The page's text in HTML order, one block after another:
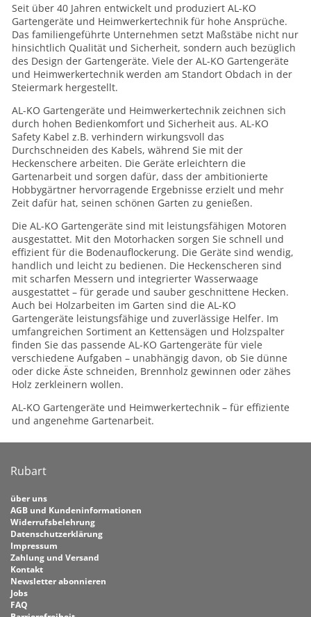
Seit über 40 Jahren entwickelt und produziert AL-KO
Gartengeräte und Heimwerkertechnik für hohe Ansprüche.
Das familiengeführte Unternehmen setzt Maßstäbe nicht nur
hinsichtlich Qualität und Sicherheit, sondern auch bezüglich
des Design der Gartengeräte. Viele der AL-KO Gartengeräte
und Heimwerkertechnik werden am Standort Obdach in der
Steiermark hergestellt.
AL-KO Gartengeräte und Heimwerkertechnik zeichnen sich
durch hohen Bedienkomfort und Sicherheit aus. AL-KO
Safety Kabel z.B. verhindern wirkungsvoll das
Durchschneiden des Kabels, während Sie mit der
Heckenschere arbeiten. Die Geräte erleichtern die
Gartenarbeit und sorgen dafür, dass der ambitionierte
Hobbygärtner hervorragende Ergebnisse erzielt und mehr
Zeit dafür hat, seinen schönen Garten zu genießen.
Die AL-KO Gartengeräte sind mit leistungsfähigen Motoren
ausgestattet. Mit den Motorhacken sorgen Sie schnell und
effizient für die Bodenauflockerung. Die Geräte sind wendig,
handlich und leicht zu bedienen. Die Heckenscheren sind
mit scharfen Messern und integrierter Wasserwaage
ausgestattet – für gerade und sauber geschnittene Hecken.
Auch bei Holzarbeiten im Garten sind die AL-KO
Gartengeräte leistungsfähige und zuverlässige Helfer. Im
umfangreichen Sortiment an Kettensägen und Holzspalter
finden Sie das passende AL-KO Gartengeräte für viele
verschiedene Aufgaben – unabhängig davon, ob Sie dünne
oder dicke Äste schneiden, Brennholz gewinnen oder zähes
Holz zerkleinern wollen.
AL-KO Gartengeräte und Heimwerkertechnik – für effiziente
und angenehme Gartenarbeit.
Rubart
über uns
AGB und Kundeninformationen
Widerrufsbelehrung
Datenschutzerklärung
Impressum
Zahlung und Versand
Kontakt
Newsletter abonnieren
Jobs
FAQ